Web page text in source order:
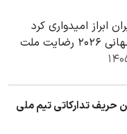
ابراز امیدواری کرد
نتایج در جام جهانی ۲۰۲۶ رضایت ملت
کند.
حریف تدارکاتی تیم ملی